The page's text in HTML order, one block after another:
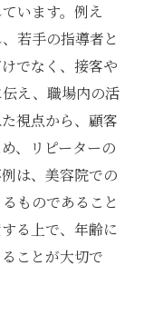
います。例え
若手の指導者と
でなく、接客や
え、職場内の活
視点から、顧客
、リピーターの
は、美容院での
ものであること
る上で、年齢に
ことが大切で